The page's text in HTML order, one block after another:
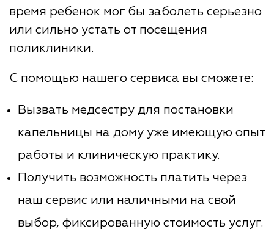
время ребенок мог бы заболеть серьезно
или сильно устать от посещения
поликлиники.
С помощью нашего сервиса вы сможете:
Вызвать медсестру для постановки
капельницы на дому уже имеющую опыт
работы и клиническую практику.
Получить возможность платить через
наш сервис или наличными на свой
выбор, фиксированную стоимость услуг.